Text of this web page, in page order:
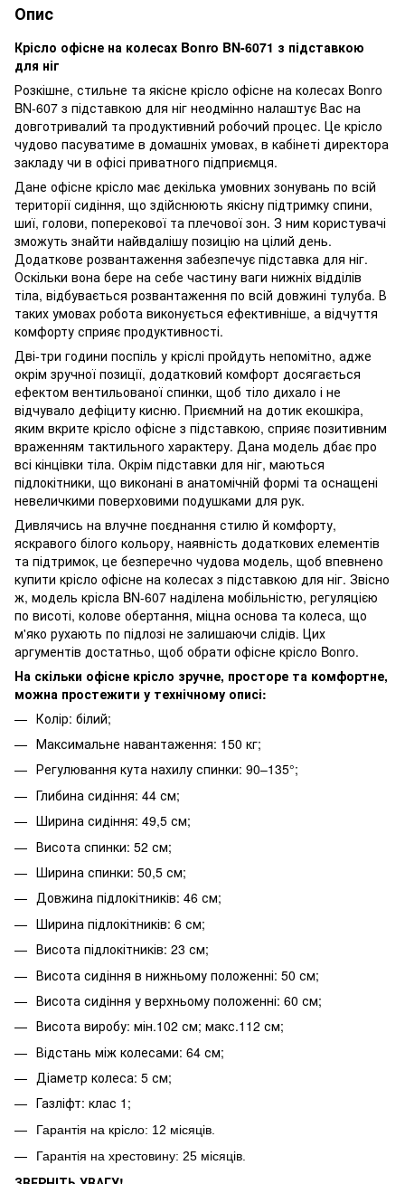
Опис
Крісло офісне на колесах Bonro BN-6071 з підставкою
для ніг
Розкішне, стильне та якісне крісло офісне на колесах Bonro
BN-607 з підставкою для ніг неодмінно налаштує Вас на
довготривалий та продуктивний робочий процес. Це крісло
чудово пасуватиме в домашніх умовах, в кабінеті директора
закладу чи в офісі приватного підприємця.
Дане офісне крісло має декілька умовних зонувань по всій
території сидіння, що здійснюють якісну підтримку спини,
шиї, голови, поперекової та плечової зон. З ним користувачі
зможуть знайти найвдалішу позицію на цілий день.
Додаткове розвантаження забезпечує підставка для ніг.
Оскільки вона бере на себе частину ваги нижніх відділів
тіла, відбувається розвантаження по всій довжині тулуба. В
таких умовах робота виконується ефективніше, а відчуття
комфорту сприяє продуктивності.
Дві-три години поспіль у кріслі пройдуть непомітно, адже
окрім зручної позиції, додатковий комфорт досягається
ефектом вентильованої спинки, щоб тіло дихало і не
відчувало дефіциту кисню. Приємний на дотик екошкіра,
яким вкрите крісло офісне з підставкою, сприяє позитивним
враженням тактильного характеру. Дана модель дбає про
всі кінцівки тіла. Окрім підставки для ніг, маються
підлокітники, що виконані в анатомічній формі та оснащені
невеличкими поверховими подушками для рук.
Дивлячись на влучне поєднання стилю й комфорту,
яскравого білого кольору, наявність додаткових елементів
та підтримок, це безперечно чудова модель, щоб впевнено
купити крісло офісне на колесах з підставкою для ніг. Звісно
ж, модель крісла BN-607 наділена мобільністю, регуляцією
по висоті, колове обертання, міцна основа та колеса, що
м'яко рухають по підлозі не залишаючи слідів. Цих
аргументів достатньо, щоб обрати офісне крісло Bonro.
На скільки офісне крісло зручне, просторе та комфортне,
можна простежити у технічному описі:
Колір: білий;
Максимальне навантаження: 150 кг;
Регулювання кута нахилу спинки: 90–135°;
Глибина сидіння: 44 см;
Ширина сидіння: 49,5 см;
Висота спинки: 52 см;
Ширина спинки: 50,5 см;
Довжина підлокітників: 46 см;
Ширина підлокітників: 6 см;
Висота підлокітників: 23 см;
Висота сидіння в нижньому положенні: 50 см;
Висота сидіння у верхньому положенні: 60 см;
Висота виробу: мін.102 см; макс.112 см;
Відстань між колесами: 64 см;
Діаметр колеса: 5 см;
Газліфт: клас 1;
Гарантія на крісло: 12 місяців.
Гарантія на хрестовину: 25 місяців.